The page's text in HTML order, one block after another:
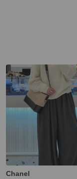
Chanel